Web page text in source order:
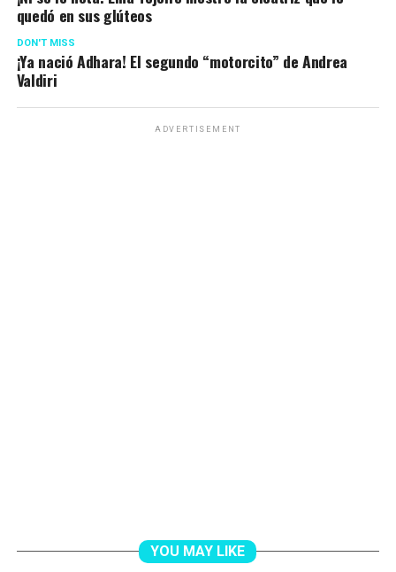
quedó en sus glúteos
DON'T MISS
¡Ya nació Adhara! El segundo “motorcito” de Andrea
Valdiri
ADVERTISEMENT
YOU MAY LIKE